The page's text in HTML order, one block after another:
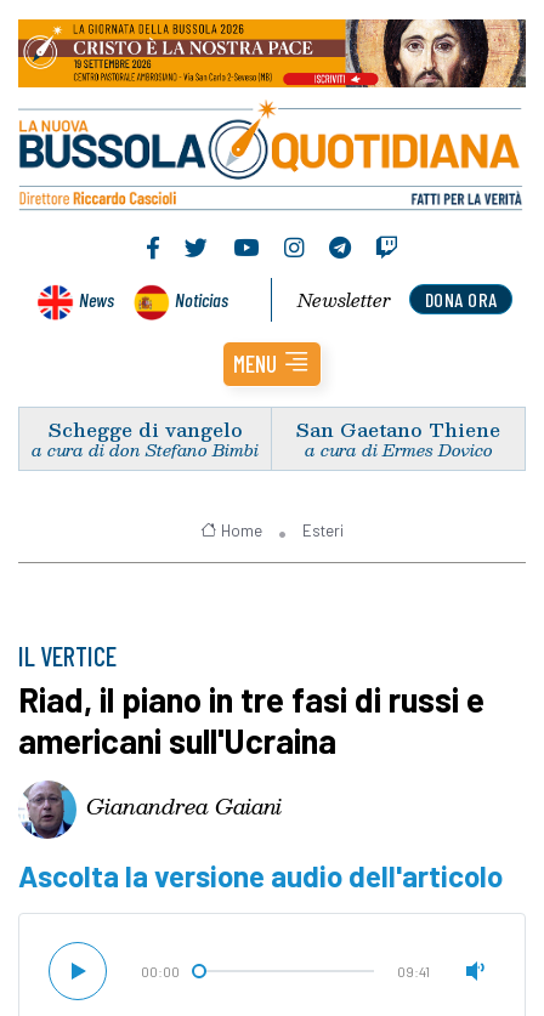
News Noticias DONA ORA
Newsletter
MENU
Schegge di vangelo
a cura di don Stefano Bimbi
San Gaetano Thiene
a cura di Ermes Dovico
Home Esteri
IL VERTICE
Riad, il piano in tre fasi di russi e
americani sull'Ucraina
Gianandrea Gaiani
Ascolta la versione audio dell'articolo
00:00 09:41